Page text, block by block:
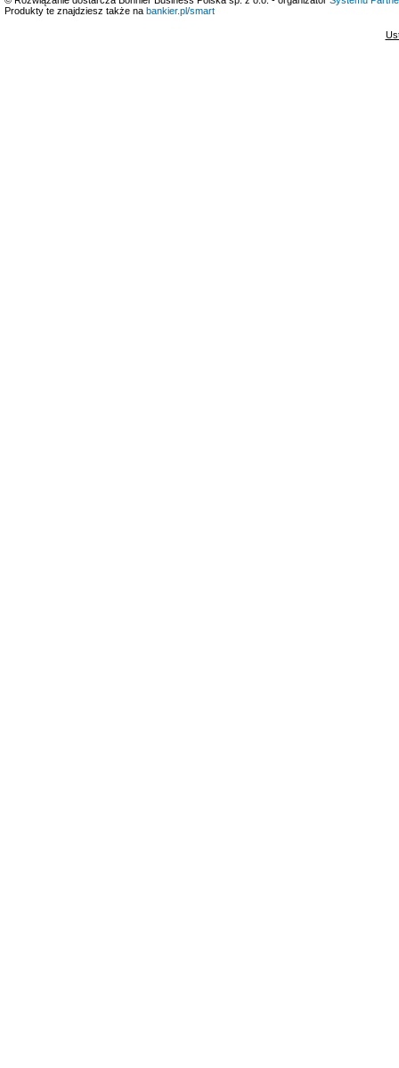
Produkty te znajdziesz także na bankier.pl/smart